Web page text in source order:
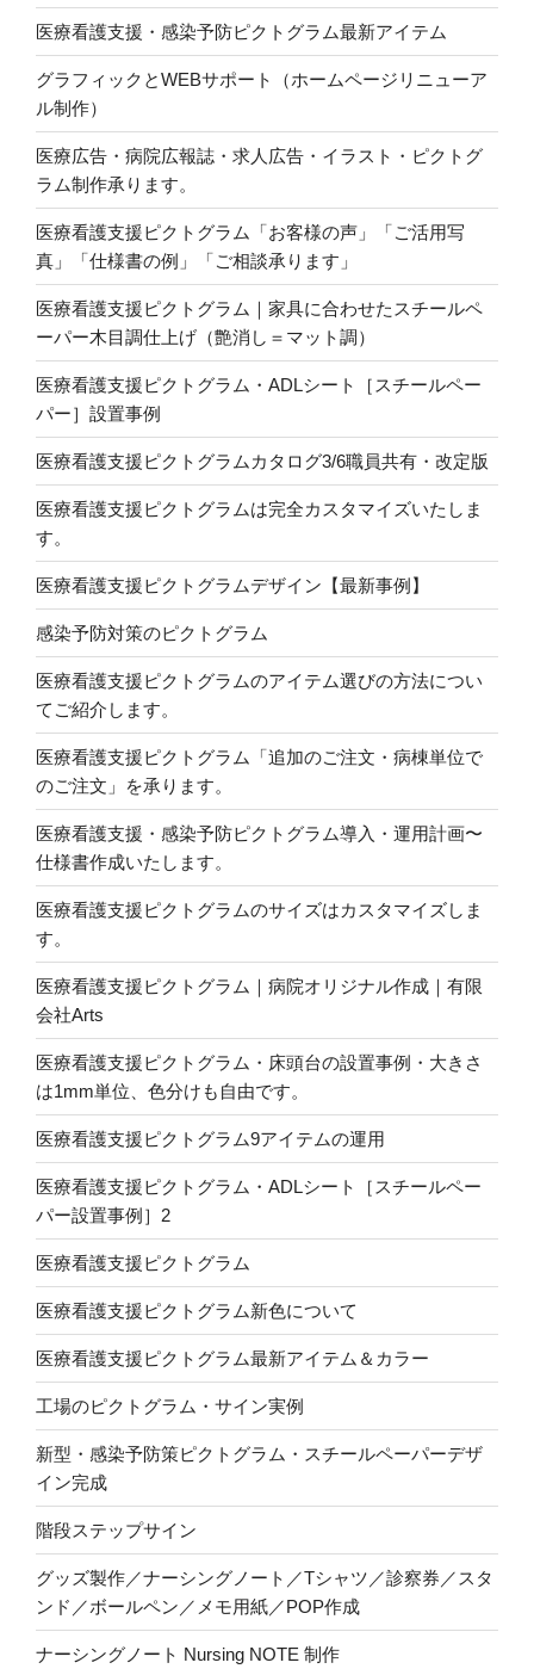
医療看護支援・感染予防ピクトグラム最新アイテム
グラフィックとWEBサポート（ホームページリニューア
ル制作）
医療広告・病院広報誌・求人広告・イラスト・ピクトグ
ラム制作承ります。
医療看護支援ピクトグラム「お客様の声」「ご活用写
真」「仕様書の例」「ご相談承ります」
医療看護支援ピクトグラム｜家具に合わせたスチールペ
ーパー木目調仕上げ（艶消し＝マット調）
医療看護支援ピクトグラム・ADLシート［スチールペー
パー］設置事例
医療看護支援ピクトグラムカタログ3/6職員共有・改定版
医療看護支援ピクトグラムは完全カスタマイズいたしま
す。
医療看護支援ピクトグラムデザイン【最新事例】
感染予防対策のピクトグラム
医療看護支援ピクトグラムのアイテム選びの方法につい
てご紹介します。
医療看護支援ピクトグラム「追加のご注文・病棟単位で
のご注文」を承ります。
医療看護支援・感染予防ピクトグラム導入・運用計画〜
仕様書作成いたします。
医療看護支援ピクトグラムのサイズはカスタマイズしま
す。
医療看護支援ピクトグラム｜病院オリジナル作成｜有限
会社Arts
医療看護支援ピクトグラム・床頭台の設置事例・大きさ
は1mm単位、色分けも自由です。
医療看護支援ピクトグラム9アイテムの運用
医療看護支援ピクトグラム・ADLシート［スチールペー
パー設置事例］2
医療看護支援ピクトグラム
医療看護支援ピクトグラム新色について
医療看護支援ピクトグラム最新アイテム＆カラー
工場のピクトグラム・サイン実例
新型・感染予防策ピクトグラム・スチールペーパーデザ
イン完成
階段ステップサイン
グッズ製作／ナーシングノート／Tシャツ／診察券／スタ
ンド／ボールペン／メモ用紙／POP作成
ナーシングノート Nursing NOTE 制作